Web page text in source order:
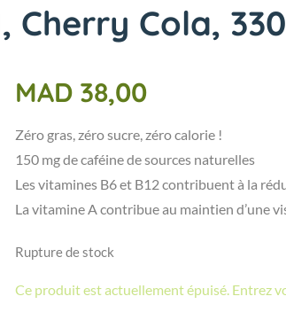
Cherry Cola,
MAD 38,00
Zéro gras, zéro sucre, zéro calorie !
150 mg de caféine de sources naturelles
Les vitamines B6 et B12 contribuent à la
La vitamine A contribue au maintien d’une
Rupture de stock
Ce produit est actuellement épuisé. Entrez